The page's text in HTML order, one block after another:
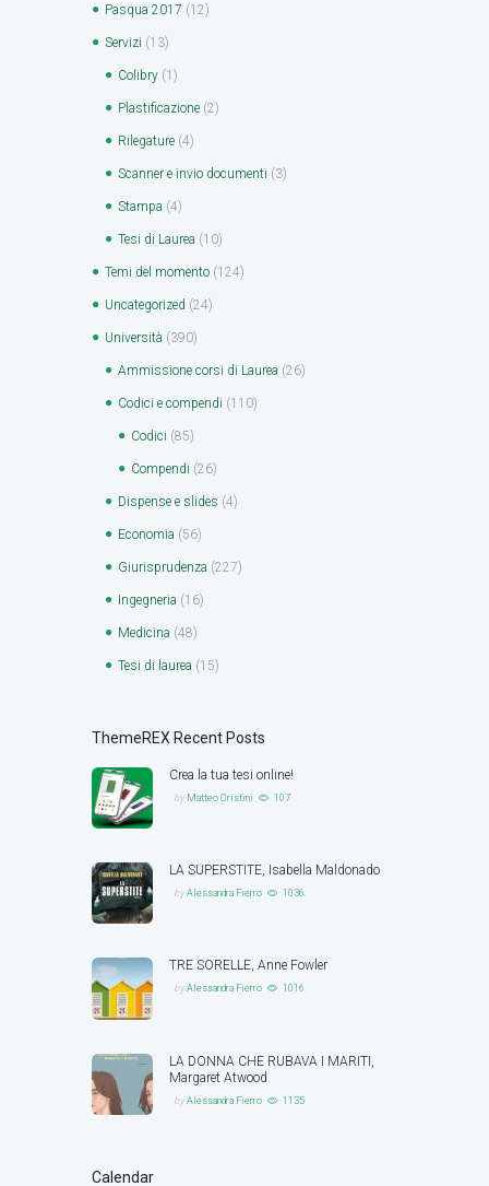
Pasqua 2017 (12)
Servizi (13)
Colibry (1)
Plastificazione (2)
Rilegature (4)
Scanner e invio documenti (3)
Stampa (4)
Tesi di Laurea (10)
Temi del momento (124)
Uncategorized (24)
Università (390)
Ammissione corsi di Laurea (26)
Codici e compendi (110)
Codici (85)
Compendi (26)
Dispense e slides (4)
Economia (56)
Giurisprudenza (227)
Ingegneria (16)
Medicina (48)
Tesi di laurea (15)
ThemeREX Recent Posts
Crea la tua tesi online!
by Matteo Cristini 107
LA SUPERSTITE, Isabella Maldonado
byAlessandra Fierro 1036
TRE SORELLE, Anne Fowler
byAlessandra Fierro 1016
LA DONNA CHE RUBAVA I MARITI,
Margaret Atwood
byAlessandra Fierro 1135
Calendar